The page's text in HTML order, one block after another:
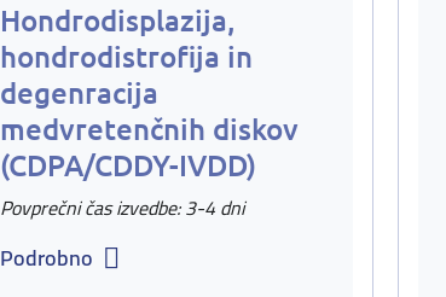
Hondrodisplazija,
hondrodistrofija in
degenracija
medvretenčnih diskov
(CDPA/CDDY-IVDD)
Povprečni čas izvedbe: 3-4 dni
Podrobno